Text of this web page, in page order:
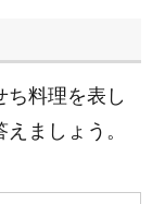
ち料理を表し
ましょう。